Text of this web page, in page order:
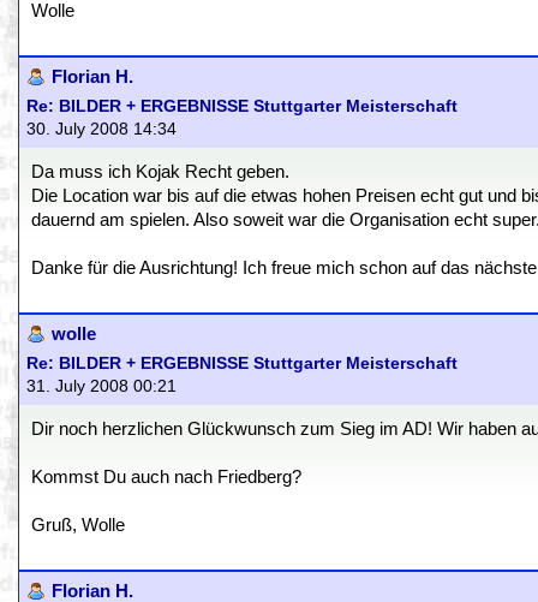
Wolle
Florian H.
Re: BILDER + ERGEBNISSE Stuttgarter Meisterschaft
30. July 2008 14:34
Da muss ich Kojak Recht geben.
Die Location war bis auf die etwas hohen Preisen echt gut und
dauernd am spielen. Also soweit war die Organisation echt
Danke für die Ausrichtung! Ich freue mich schon auf das
wolle
Re: BILDER + ERGEBNISSE Stuttgarter Meisterschaft
31. July 2008 00:21
Dir noch herzlichen Glückwunsch zum Sieg im AD! Wir haben
Kommst Du auch nach Friedberg?
Gruß, Wolle
Florian H.